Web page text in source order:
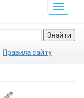
Toggle
Знайти
Правила сайту